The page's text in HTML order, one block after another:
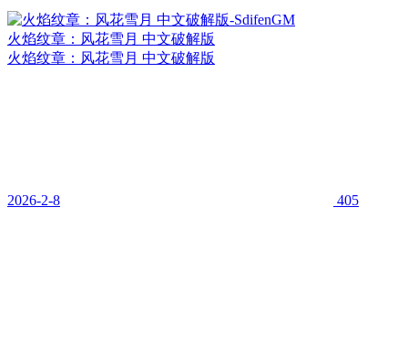
火焰纹章：风花雪月 中文破解版
火焰纹章：风花雪月 中文破解版
2026-2-8 405